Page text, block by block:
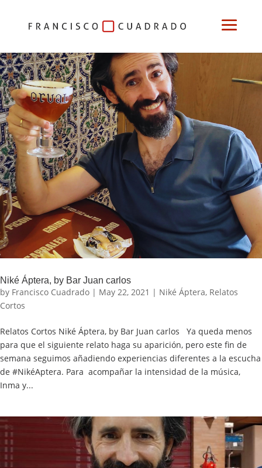
Niké Áptera, by Bar Juan carlos
by Francisco Cuadrado | May 22, 2021 | Niké Áptera, Relatos
Cortos
Relatos Cortos Niké Áptera, by Bar Juan carlos Ya queda menos
para que el siguiente relato haga su aparición, pero este fin de
semana seguimos añadiendo experiencias diferentes a la escucha
de #NikéAptera. Para acompañar la intensidad de la música,
Inma y...